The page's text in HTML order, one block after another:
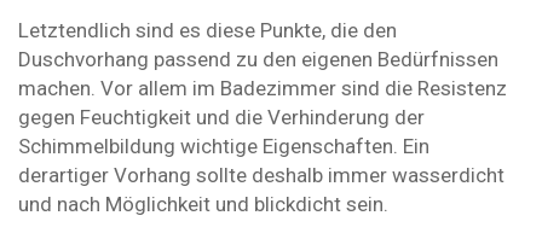
Letztendlich sind es diese Punkte, die den
Duschvorhang passend zu den eigenen Bedürfnissen
machen. Vor allem im Badezimmer sind die Resistenz
gegen Feuchtigkeit und die Verhinderung der
Schimmelbildung wichtige Eigenschaften. Ein
derartiger Vorhang sollte deshalb immer wasserdicht
und nach Möglichkeit und blickdicht sein.